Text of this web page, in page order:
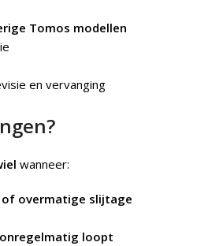
Tomos modellen
en vervanging
wanneer:
of overmatige slijtage
loopt